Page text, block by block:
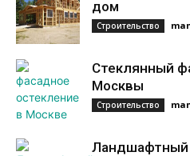
дом
Строительство
Стеклянный
Москвы
Строительство
Ландшафтный